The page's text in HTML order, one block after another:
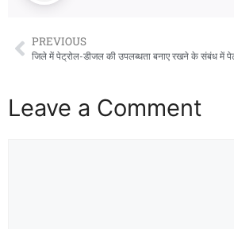
PREVIOUS
Leave a Comment